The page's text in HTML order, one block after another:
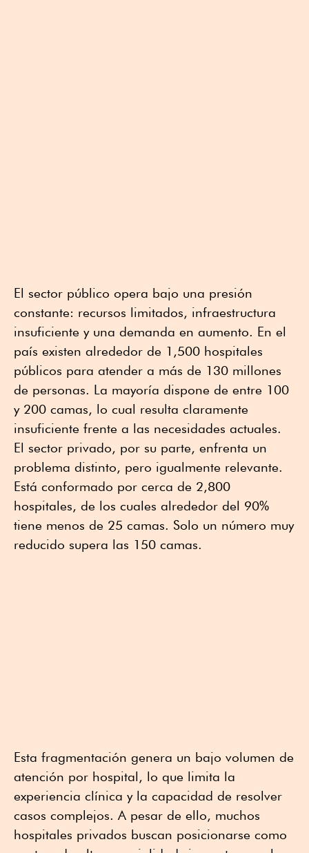
El sector público opera bajo una presión
constante: recursos limitados, infraestructura
insuficiente y una demanda en aumento. En el
país existen alrededor de 1,500 hospitales
públicos para atender a más de 130 millones
de personas. La mayoría dispone de entre 100
y 200 camas, lo cual resulta claramente
insuficiente frente a las necesidades actuales.
El sector privado, por su parte, enfrenta un
problema distinto, pero igualmente relevante.
Está conformado por cerca de 2,800
hospitales, de los cuales alrededor del 90%
tiene menos de 25 camas. Solo un número muy
reducido supera las 150 camas.
Esta fragmentación genera un bajo volumen de
atención por hospital, lo que limita la
experiencia clínica y la capacidad de resolver
casos complejos. A pesar de ello, muchos
hospitales privados buscan posicionarse como